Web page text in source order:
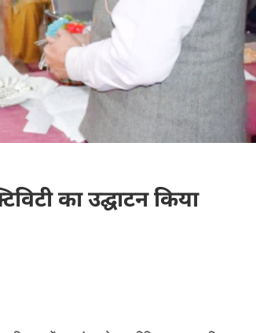
का उद्घाटन किया